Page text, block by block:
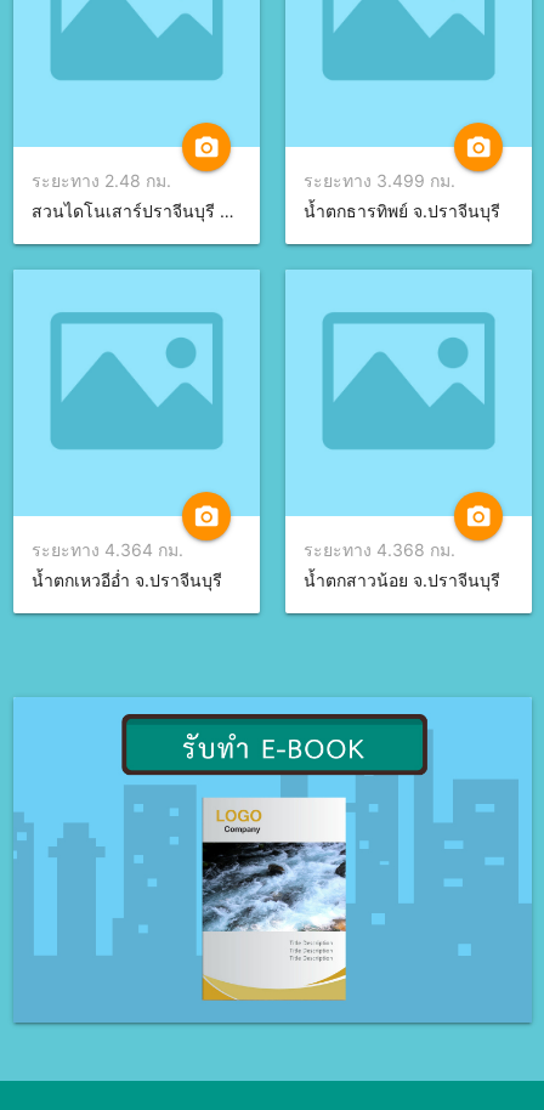
camera_alt
ระยะทาง 2.48 กม.
สวนไดโนเสาร์ปราจีนบุรี จ.ปราจีนบุรี
camera_alt
ระยะทาง 3.499 กม.
น้ำตกธารทิพย์ จ.ปราจีนบุรี
camera_alt
ระยะทาง 4.364 กม.
น้ำตกเหวอีอ่ำ จ.ปราจีนบุรี
camera_alt
ระยะทาง 4.368 กม.
น้ำตกสาวน้อย จ.ปราจีนบุรี